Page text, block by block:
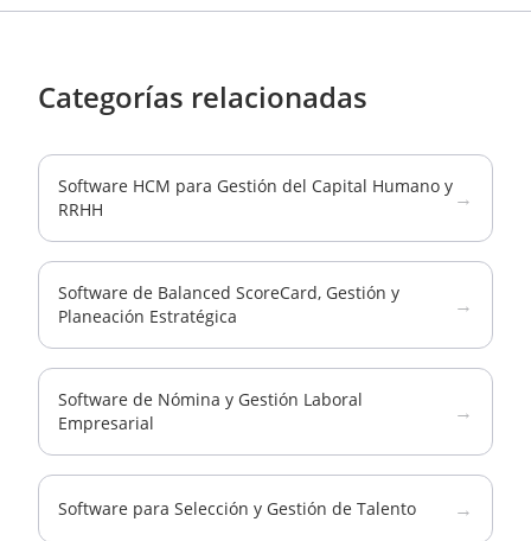
Categorías relacionadas
Software HCM para Gestión del Capital Humano y
RRHH
→
Software de Balanced ScoreCard, Gestión y
Planeación Estratégica
→
Software de Nómina y Gestión Laboral
Empresarial
→
Software para Selección y Gestión de Talento →